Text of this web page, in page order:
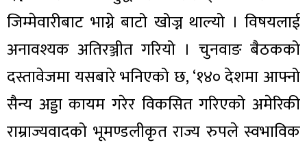
जिम्मेवारीबाट भाग्ने बाटो खोज्न थाल्यो । विषयलाई
अनावश्यक अतिरञ्जीत गरियो । चुनवाङ बैठकको
दस्तावेजमा यसबारे भनिएको छ, ‘१४० देशमा आफ्नो
सैन्य अड्डा कायम गरेर विकसित गरिएको अमेरिकी
राम्राज्यवादको भूमण्डलीकृत राज्य रुपले स्वभाविक